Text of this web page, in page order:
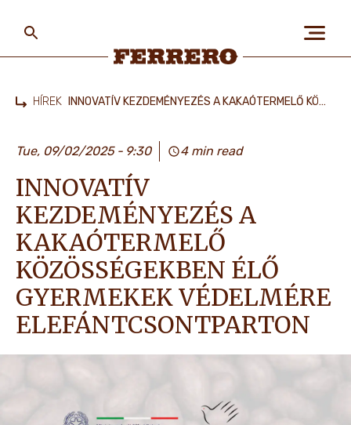
EMBEREK & BOLYGÓ
MÁRKÁINK
KARRIER
main
content
HÍREK INNOVATÍV KEZDEMÉNYEZÉS A KAKAÓTERMELŐ KÖZÖSSÉGEKBEN ÉLŐ GYERMEKEK VÉDELMÉRE ELEFÁNTCSONTPARTON
Tue, 09/02/2025 9:30 4 min read
INNOVATÍV
KEZDEMÉNYEZÉS A
KAKAÓTERMELŐ
KÖZÖSSÉGEKBEN ÉLŐ
GYERMEKEK VÉDELMÉRE
ELEFÁNTCSONTPARTON